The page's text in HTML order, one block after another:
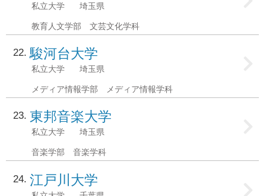
私立大学 埼玉県
教育人文学部 文芸文化学科
22 駿河台大学
私立大学 埼玉県
メディア情報学部 メディア情報学科
23 東邦音楽大学
私立大学 埼玉県
音楽学部 音楽学科
24 江戸川大学